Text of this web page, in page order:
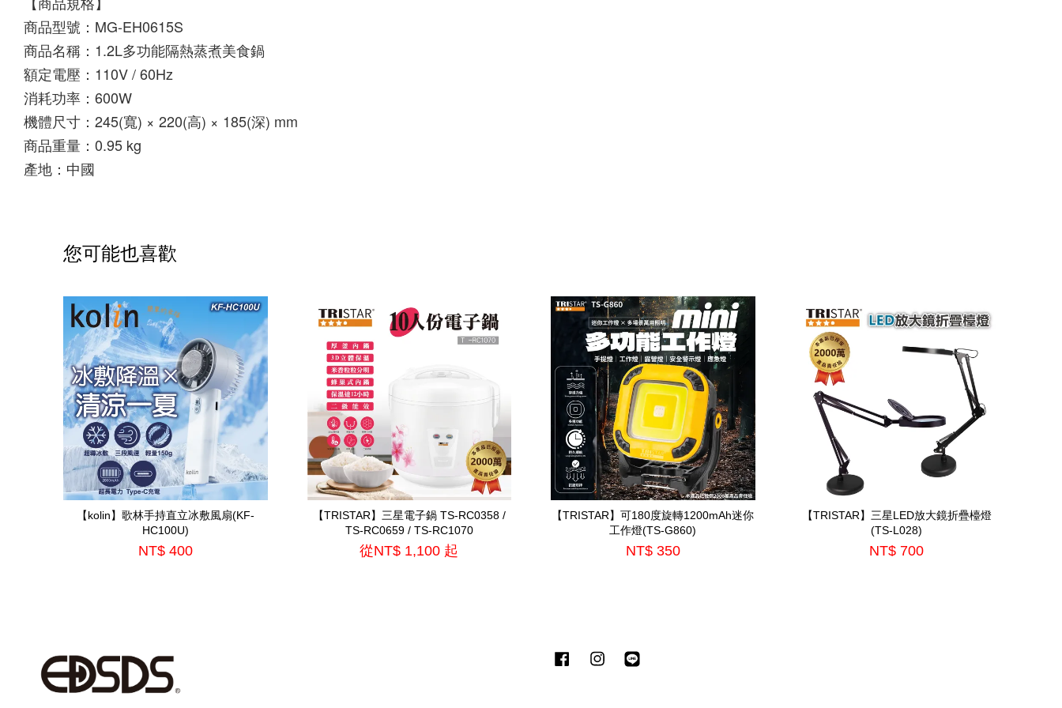
商品型號：MG-EH0615S
商品名稱：1.2L多功能隔熱蒸煮美食鍋
額定電壓：110V / 60Hz
消耗功率：600W
機體尺寸：245(寬) × 220(高) × 185(深) mm
商品重量：0.95 kg
產地：中國
您可能也喜歡
【kolin】歌林手持直立冰敷風扇(KF-
HC100U)
NT$ 400
【TRISTAR】三星電子鍋 TS-RC0358 /
TS-RC0659 / TS-RC1070
從NT$ 1,100 起
【TRISTAR】可180度旋轉1200mAh迷你
工作燈(TS-G860)
NT$ 350
【TRISTAR】三星LED放大鏡折疊檯燈
(TS-L028)
NT$ 700
Facebook Instagram